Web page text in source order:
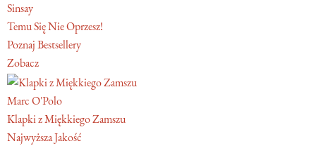
Sinsay
Temu Się Nie Oprzesz!
Poznaj Bestsellery
Zobacz
Marc O'Polo
Klapki z Miękkiego Zamszu
Najwyższa Jakość